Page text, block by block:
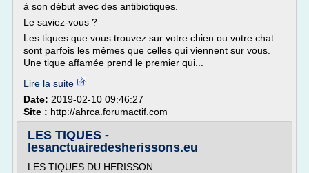
à son début avec des antibiotiques.
Le saviez-vous ?
Les tiques que vous trouvez sur votre chien ou votre chat
sont parfois les mêmes que celles qui viennent sur vous.
Une tique affamée prend le premier qui...
Lire la suite
Date: 2019-02-10 09:46:27
Site : http://ahrca.forumactif.com
LES TIQUES -
lesanctuairedesherissons.eu
LES TIQUES DU HERISSON